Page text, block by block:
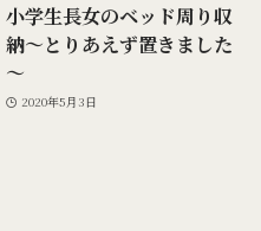
小学生長女のベッド周り収
納～とりあえず置きました
～
2020年5月3日